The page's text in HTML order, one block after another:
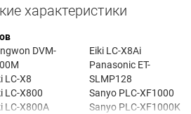
характеристики
DVM-
LC-X8
LC-X800
LC-X800A
Eiki LC-X8Ai
Panasonic ET-
SLMP128
Sanyo PLC-XF1000
Sanyo PLC-XF1000K